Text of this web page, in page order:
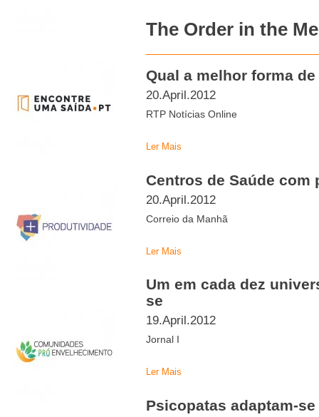
The Order in the
Qual a melhor forma
20.April.2012
RTP Notícias Online
Ler Mais
Centros de Saúde com
20.April.2012
Correio da Manhã
Ler Mais
Um em cada dez
se
19.April.2012
Jornal I
Ler Mais
Psicopatas adaptam-